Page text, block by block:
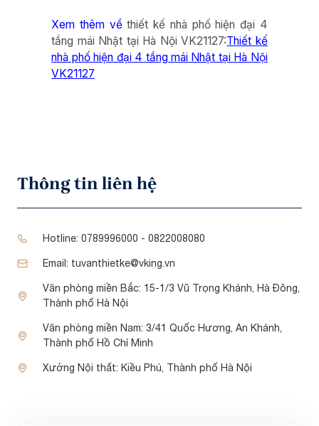
Xem thêm vềthiết kế nhà phố hiện đại 4
tầng mái Nhật tại Hà Nội VK21127:Thiết kế
nhà phố hiện đại 4 tầng mái Nhật tại Hà Nội
VK21127
Thông tin liên hệ
Hotline: 0789996000 - 0822008080
Email: tuvanthietke@vking.vn
Văn phòng miền Bắc: 15-1/3 Vũ Trọng Khánh, Hà Đông,
Thành phố Hà Nội
Văn phòng miền Nam: 3/41 Quốc Hương, An Khánh,
Thành phố Hồ Chí Minh
Xưởng Nội thất: Kiều Phú, Thành phố Hà Nội